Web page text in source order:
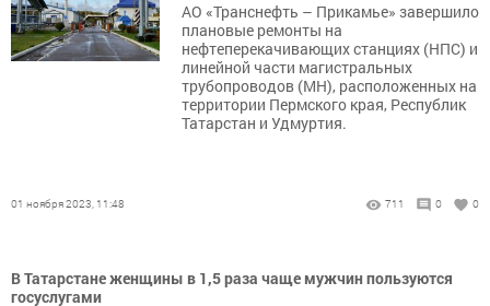
АО «Транснефть – Прикамье» завершило
плановые ремонты на
нефтеперекачивающих станциях (НПС) и
линейной части магистральных
трубопроводов (МН), расположенных на
территории Пермского края, Республик
Татарстан и Удмуртия.
01 ноября 2023, 11:48 711 0 0
В Татарстане женщины в 1,5 раза чаще мужчин пользуются
госуслугами